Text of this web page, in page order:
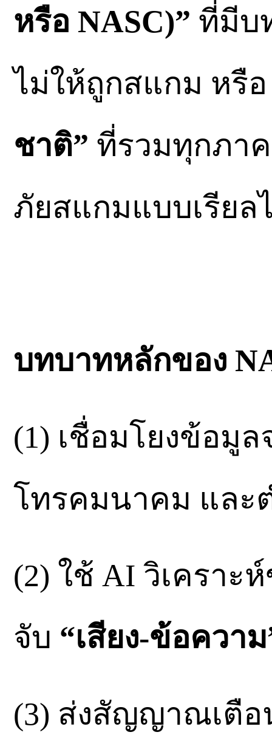
หรือ NASC)” ที่มีบ
ไม่ให้ถูกสแกม หรื
ชาติ” ที่รวมทุกภา
ภัยสแกมแบบเรียล
บทบาทหลักของ
(1) เชื่อมโยงข้อมู
โทรคมนาคม และ
(2) ใช้ AI วิเคราะ
จับ “เสียง-ข้อความ
(3) ส่งสัญญาณเตื